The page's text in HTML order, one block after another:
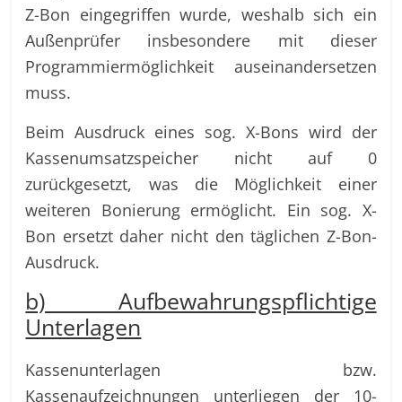
Z-Bon eingegriffen wurde, weshalb sich ein
Außenprüfer insbesondere mit dieser
Programmiermöglichkeit auseinandersetzen
muss.
Beim Ausdruck eines sog. X-Bons wird der
Kassenumsatzspeicher nicht auf 0
zurückgesetzt, was die Möglichkeit einer
weiteren Bonierung ermöglicht. Ein sog. X-
Bon ersetzt daher nicht den täglichen Z-Bon-
Ausdruck.
b) Aufbewahrungspflichtige
Unterlagen
Kassenunterlagen bzw.
Kassenaufzeichnungen unterliegen der 10-